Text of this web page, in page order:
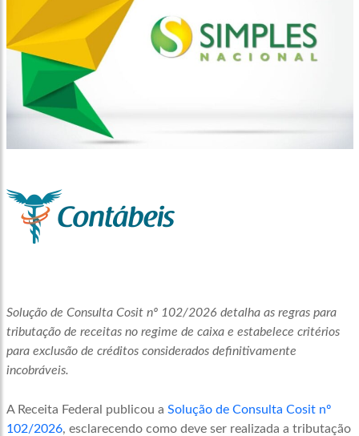
Solução de Consulta Cosit nº 102/2026 detalha as regras para
tributação de receitas no regime de caixa e estabelece critérios
para exclusão de créditos considerados definitivamente
incobráveis.
A Receita Federal publicou a Solução de Consulta Cosit nº
102/2026, esclarecendo como deve ser realizada a tributação